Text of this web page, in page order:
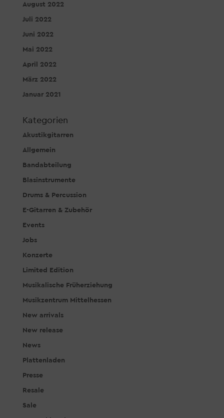
August 2022
Juli 2022
Juni 2022
Mai 2022
April 2022
März 2022
Januar 2021
Kategorien
Akustikgitarren
Allgemein
Bandabteilung
Blasinstrumente
Drums & Percussion
E-Gitarren & Zubehör
Events
Jobs
Konzerte
Limited Edition
Musikalische Früherziehung
Musikzentrum Mittelhessen
New arrivals
New release
News
Plattenladen
Presse
Resale
Sale